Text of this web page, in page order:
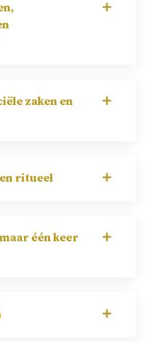
zaken en
ritueel
één keer